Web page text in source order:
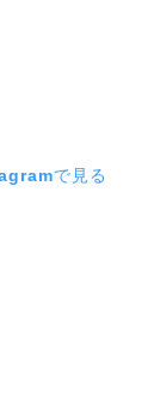
で見る